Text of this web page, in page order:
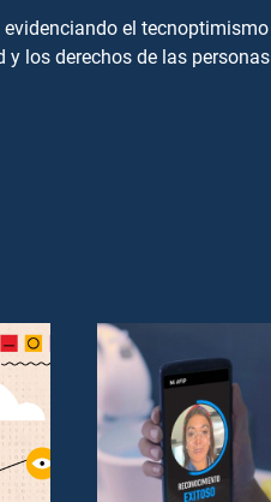
el tecnoptimismo
los derechos de las personas